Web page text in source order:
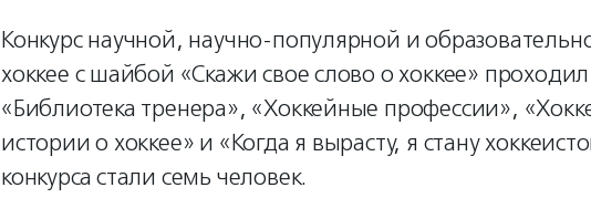
Конкурс научной, научно-популярной и
хоккее с шайбой «Скажи свое слово о хоккее»
«Библиотека тренера», «Хоккейные профессии»,
истории о хоккее» и «Когда я вырасту, я стану
конкурса стали семь человек.